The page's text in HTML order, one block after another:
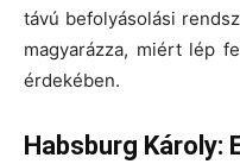
távú befolyásolási
magyarázza, miért lép
érdekében.
Habsburg Károly: